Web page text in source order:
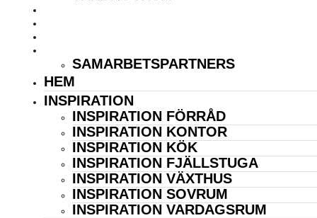
SAMARBETSPARTNERS
HEM
INSPIRATION
INSPIRATION FÖRRÅD
INSPIRATION KONTOR
INSPIRATION KÖK
INSPIRATION FJÄLLSTUGA
INSPIRATION VÄXTHUS
INSPIRATION SOVRUM
INSPIRATION VARDAGSRUM